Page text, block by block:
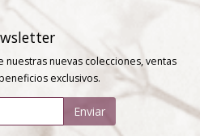
nuevas colecciones, ventas
exclusivos.
Enviar